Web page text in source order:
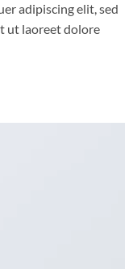
adipiscing elit, sed
ut laoreet dolore